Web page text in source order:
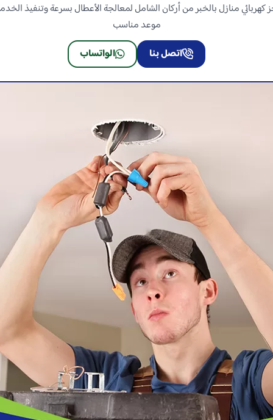
كهربائي منازل بالخبر من أركان الشامل لمعالجة الأعطال بسرعة وتنفيذ
موعد مناسب
اتصل بنا
الواتساب